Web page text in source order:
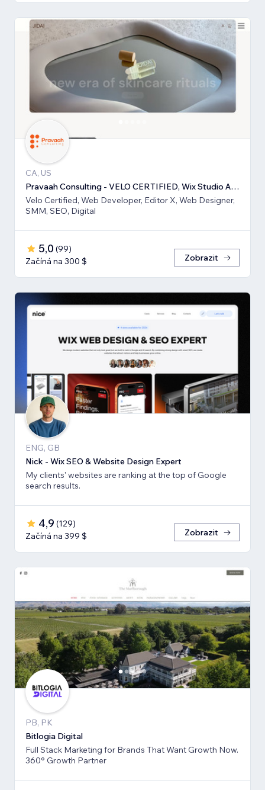
CA, US
Pravaah Consulting - VELO CERTIFIED, Wix Studio Approved
Velo Certified, Web Developer, Editor X, Web Designer,
SMM, SEO, Digital
5,0 (99)
Začíná na 300 $
Zobrazit
ENG, GB
Nick - Wix SEO & Website Design Expert
My clients' websites are ranking at the top of Google
search results.
4,9 (129)
Začíná na 399 $
Zobrazit
PB, PK
Bitlogia Digital
Full Stack Marketing for Brands That Want Growth Now.
360° Growth Partner